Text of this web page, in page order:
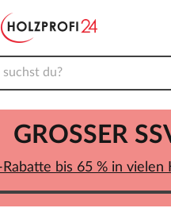
GROSSER
Rabatte bis 65 % in vielen